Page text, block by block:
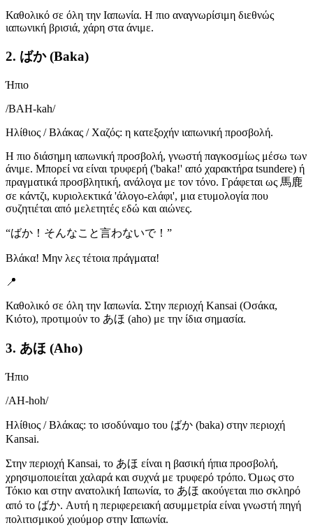
Καθολικό σε όλη την Ιαπωνία. Η πιο αναγνωρίσιμη διεθνώς
ιαπωνική βρισιά, χάρη στα άνιμε.
2. ばか (Baka)
Ήπιο
/BAH-kah/
Ηλίθιος / Βλάκας / Χαζός: η κατεξοχήν ιαπωνική προσβολή.
Η πιο διάσημη ιαπωνική προσβολή, γνωστή παγκοσμίως μέσω των
άνιμε. Μπορεί να είναι τρυφερή ('baka!' από χαρακτήρα tsundere) ή
πραγματικά προσβλητική, ανάλογα με τον τόνο. Γράφεται ως 馬鹿
σε κάντζι, κυριολεκτικά 'άλογο-ελάφι', μια ετυμολογία που
συζητιέται από μελετητές εδώ και αιώνες.
“ばか！そんなこと言わないで！ ”
Βλάκα! Μην λες τέτοια πράγματα!
📍
Καθολικό σε όλη την Ιαπωνία. Στην περιοχή Kansai (Οσάκα,
Κιότο), προτιμούν το あほ (aho) με την ίδια σημασία.
3. あほ (Aho)
Ήπιο
/AH-hoh/
Ηλίθιος / Βλάκας: το ισοδύναμο του ばか (baka) στην περιοχή
Kansai.
Στην περιοχή Kansai, το あほ είναι η βασική ήπια προσβολή,
χρησιμοποιείται χαλαρά και συχνά με τρυφερό τρόπο. Όμως στο
Τόκιο και στην ανατολική Ιαπωνία, το あほ ακούγεται πιο σκληρό
από το ばか. Αυτή η περιφερειακή ασυμμετρία είναι γνωστή πηγή
πολιτισμικού χιούμορ στην Ιαπωνία.